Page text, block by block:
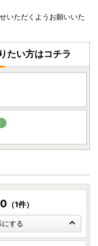
いただくようお願いいた
たい方はコチラ
（1件）
にする